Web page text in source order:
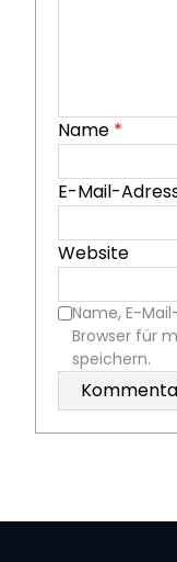
Name *
E-Mail-
Website
Name, E-
Browser für
speichern.